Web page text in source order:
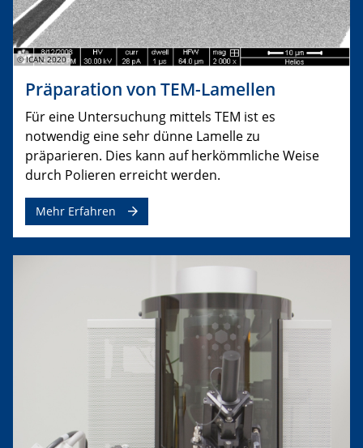
© ICAN 2020
Präparation von TEM-Lamellen
Für eine Untersuchung mittels TEM ist es
notwendig eine sehr dünne Lamelle zu
präparieren. Dies kann auf herkömmliche Weise
durch Polieren erreicht werden.
Mehr Erfahren